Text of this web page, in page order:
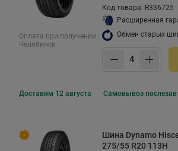
Оплата при получении
Челябинск
Код товара: R336725
Расширенная
Обмен старых
Доставим 12 августа Самовывоз
Шина Dynamo
275/55 R20 113H